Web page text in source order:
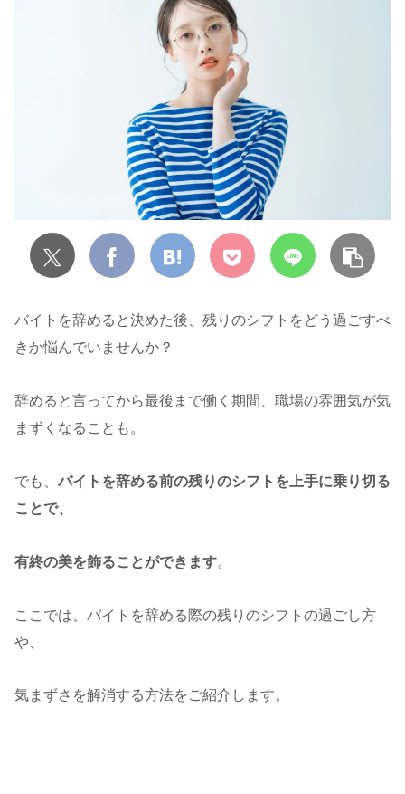
バイトを辞めると決めた後、残りのシフトをどう過ごすべ
きか悩んでいませんか？
辞めると言ってから最後まで働く期間、職場の雰囲気が気
まずくなることも。
でも、 バイトを辞める前の残りのシフトを上手に乗り切る
ことで、
有終の美を飾ることができます。
ここでは、バイトを辞める際の残りのシフトの過ごし方
や、
気まずさを解消する方法をご紹介します。